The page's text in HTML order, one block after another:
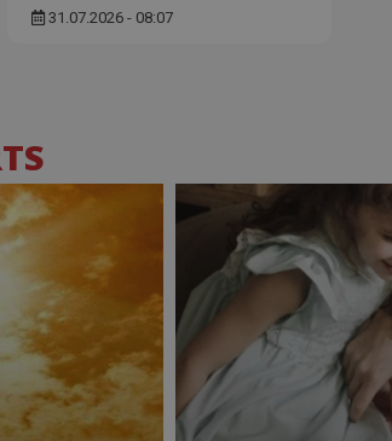
31.07.2026 - 08:07